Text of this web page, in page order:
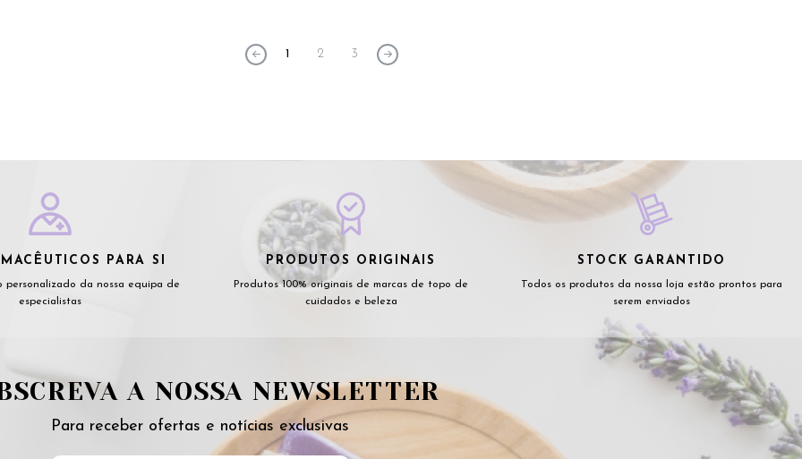
1 2 3
PARA SI
personalizado da nossa equipa de
especialistas
PRODUTOS ORIGINAIS
Produtos 100% originais de marcas de topo de
cuidados e beleza
STOCK GARANTIDO
Todos os produtos da nossa loja estão prontos para
serem enviados
A NOSSA NEWSLETTER
Para receber ofertas e notícias exclusivas